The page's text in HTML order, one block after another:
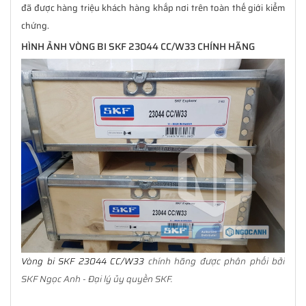
đã được hàng triệu khách hàng khắp nơi trên toàn thế giới kiểm
chứng.
HÌNH ẢNH VÒNG BI SKF 23044 CC/W33 CHÍNH HÃNG
Vòng bi SKF 23044 CC/W33 chính hãng được phân phối bởi
SKF Ngọc Anh - Đại lý ủy quyền SKF.